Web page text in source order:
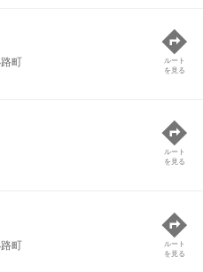
町
ルート
を見る
ルート
を見る
町
ルート
を見る